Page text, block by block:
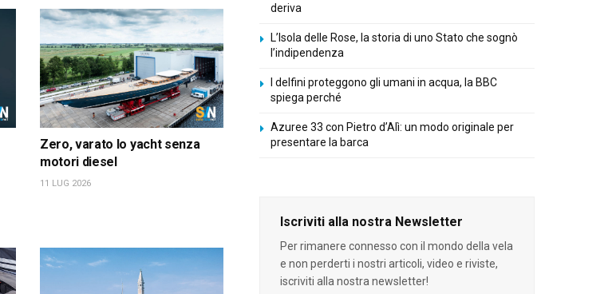
Zero, varato lo yacht senza
motori diesel
11 LUG 2026
deriva
L’Isola delle Rose, la storia di uno Stato che sognò
l’indipendenza
I delfini proteggono gli umani in acqua, la BBC
spiega perché
Azuree 33 con Pietro d’Alì: un modo originale per
presentare la barca
Iscriviti alla nostra Newsletter
Per rimanere connesso con il mondo della vela
e non perderti i nostri articoli, video e riviste,
iscriviti alla nostra newsletter!